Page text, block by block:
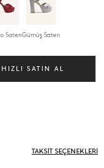
SatenGümüş Saten
TAKSİT SEÇENEKLERİ